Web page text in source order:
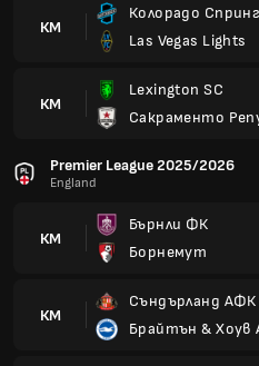
КМ
Колорадо
Las Vegas Lights
КМ
Lexington SC
Сакраменто
Premier League 2025/2026
England
КМ
Бърнли ФК
Борнемут
КМ
Съндърланд АФК
Брайтън & Хоув